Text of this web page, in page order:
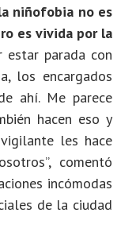
niñofobia no es
es vivida por la
estar parada con
los encargados
ahí. Me parece
hacen eso y
les hace
comentó
incómodas
de la ciudad